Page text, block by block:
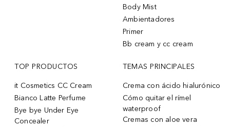
Body Mist
Ambientadores
Primer
Bb cream y cc cream
TOP PRODUCTOS
it Cosmetics CC Cream
Bianco Latte Perfume
Bye bye Under Eye
Concealer
TEMAS PRINCIPALES
Crema con ácido hialurónico
Cómo quitar el rímel
waterproof
Cremas con aloe vera